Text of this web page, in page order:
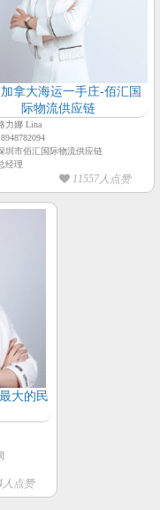
拿大海运一手庄-佰汇国
际物流供应链
力娜 Lina
圳市佰汇国际物流供应链
经理
11557人点赞
大的民
人点赞